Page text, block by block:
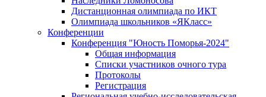
Дистанционная олимпиада по ИКТ
Олимпиада школьников «ЯКласс»
Конференции
Конференция "Юность Поморья-2024"
Общая информация
Списки участников очного тура
Протоколы
Регистрация